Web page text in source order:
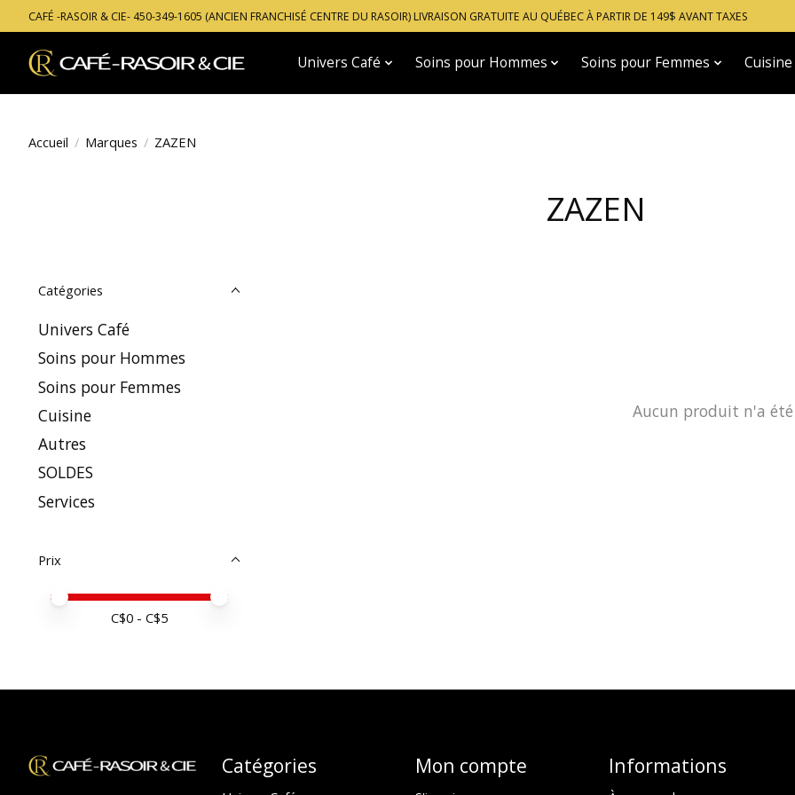
CAFÉ -RASOIR & CIE- 450-349-1605 (ANCIEN FRANCHISÉ CENTRE DU RASOIR) LIVRAISON GRATUITE AU QUÉBEC À PARTIR DE 149$ AVANT TAXES
Univers Café Soins pour Hommes Soins pour Femmes Cuisine
Accueil / Marques / ZAZEN
ZAZEN
Catégories
Univers Café
Soins pour Hommes
Soins pour Femmes
Cuisine
Autres
SOLDES
Services
Prix
Prix minimum
Price maximum value
C$0 - C$5
Aucun produit n'a
Catégories Mon compte Informations